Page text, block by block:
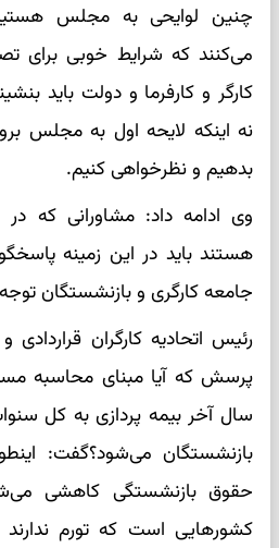
چنین لوایحی به مجلس
می‌کنند که شرایط خوبی برای
کارگر و کارفرما و دولت باید
نه اینکه لایحه اول به مجلس
بدهیم و نظرخواهی کنیم.
وی ادامه داد: مشاورانی که
هستند باید در این زمینه
جامعه کارگری و بازنشستگان
رئیس اتحادیه کارگران
پرسش که آیا مبنای محاسبه
سال آخر بیمه پردازی به کل
بازنشستگان می‌شود؟گفت:
حقوق بازنشستگی کاهشی
کشورهایی است که تورم